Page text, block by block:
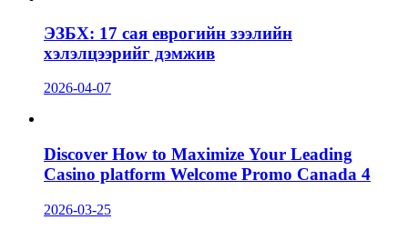
ЭЗБХ: 17 сая еврогийн зээлийн
хэлэлцээрийг дэмжив
2026-04-07
Discover How to Maximize Your Leading
Casino platform Welcome Promo Canada 4
2026-03-25